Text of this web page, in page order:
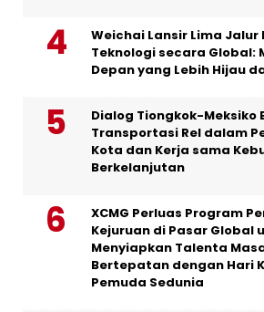
Weichai Lansir Lima
Teknologi secara Global:
Depan yang Lebih Hijau
Dialog Tiongkok-Meksiko
Transportasi Rel dalam
Kota dan Kerja sama
Berkelanjutan
XCMG Perluas Program
Kejuruan di Pasar Global
Menyiapkan Talenta
Bertepatan dengan Hari
Pemuda Sedunia